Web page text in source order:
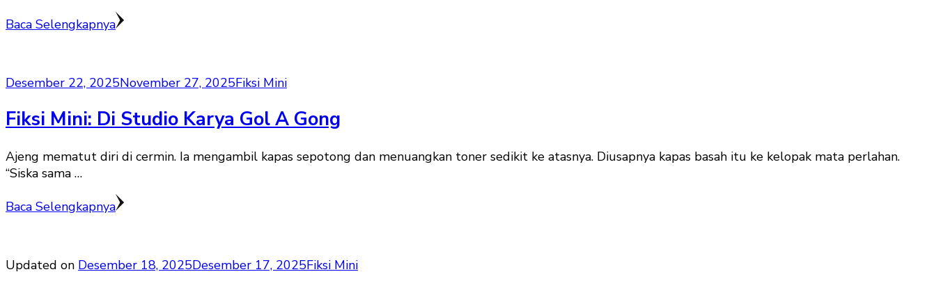
Baca Selengkapnya
Desember 22, 2025November 27, 2025Fiksi Mini
Fiksi Mini: Di Studio Karya Gol A Gong
Ajeng mematut diri di cermin. Ia mengambil kapas sepotong dan menuangkan toner sedikit ke atasnya. Diusapnya kapas basah itu ke kelopak mata perlahan.
“Siska sama …
Baca Selengkapnya
Updated on Desember 18, 2025Desember 17, 2025Fiksi Mini